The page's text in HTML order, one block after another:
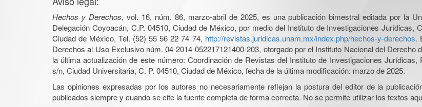
Hechos y Derechos, vol. 16, núm. 86, marzo-abril de 2025, es una publicación bimestral editada por la
Delegación Coyoacán, C.P. 04510, Ciudad de México, por medio del Instituto de Investigaciones Jurídicas,
Ciudad de México, Tel. (52) 55 56 22 74 74, http://revistas.juridicas.unam.mx/index.php/hechos-y-derechos.
Derechos al Uso Exclusivo núm. 04-2014-052217121400-203, otorgado por el Instituto Nacional del
la última actualización de este número: Coordinación de Revistas del Instituto de Investigaciones
s/n, Ciudad Universitaria, C. P. 04510, Ciudad de México, fecha de la última modificación: marzo de 2025.
Las opiniones expresadas por los autores no necesariamente reflejan la postura del editor de la
publicados siempre y cuando se cite la fuente completa de forma correcta. No se permite utilizar los textos